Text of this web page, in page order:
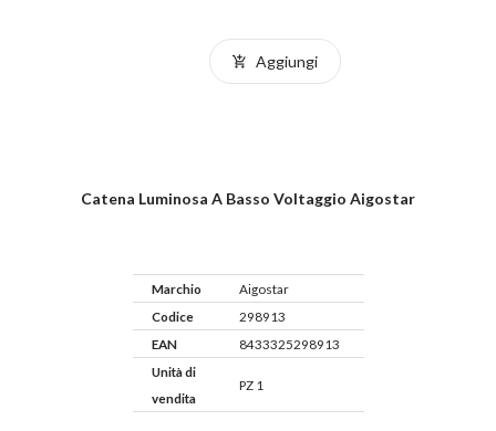
Aggiungi
Catena Luminosa A Basso Voltaggio Aigostar
Marchio
Aigostar
Codice
298913
EAN
8433325298913
Unità di
vendita
PZ 1